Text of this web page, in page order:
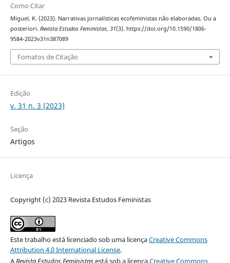
Como Citar
Miguel, K. (2023). Narrativas jornalísticas ecofeministas não elaboradas. Ou a
posteriori. Revista Estudos Feministas, 31(3). https://doi.org/10.1590/1806-
9584-2023v31n387089
Fomatos de Citação
Edição
v. 31 n. 3 (2023)
Seção
Artigos
Licença
Copyright (c) 2023 Revista Estudos Feministas
Este trabalho está licenciado sob uma licençaCreative Commons
Attribution 4.0 International License.
ARevista Estudos Feministasestá sob a licençaCreative Commons